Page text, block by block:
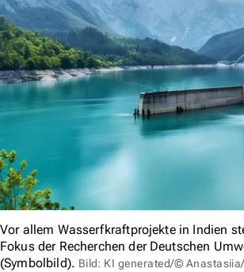
Vor allem Wasserfkraftprojekte in Indien
Fokus der Recherchen der Deutschen
(Symbolbild). Bild: KI generated/©